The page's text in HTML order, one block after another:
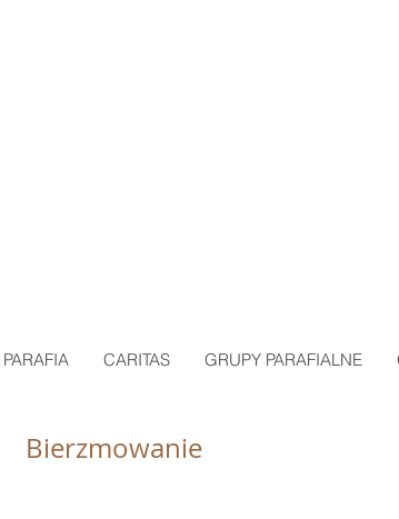
PARAFIA CARITAS GRUPY PARAFIALNE
Bierzmowanie